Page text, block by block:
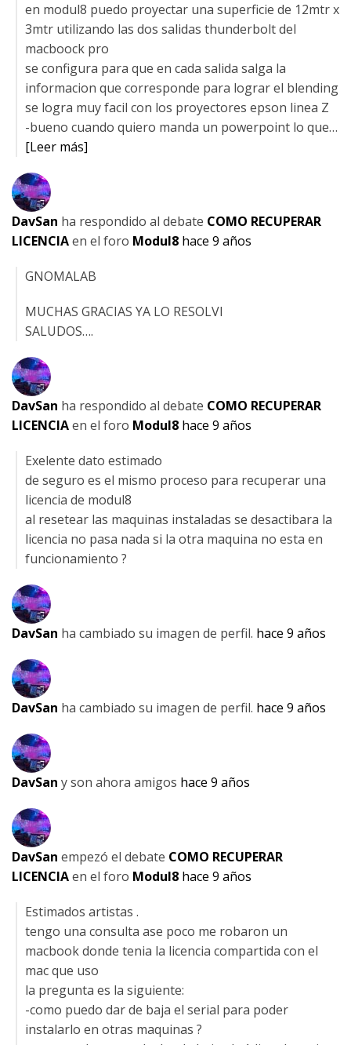
en modul8 puedo proyectar una superficie de 12mtr x
3mtr utilizando las dos salidas thunderbolt del
macboock pro
se configura para que en cada salida salga la
informacion que corresponde para lograr el blending
se logra muy facil con los proyectores epson linea Z
-bueno cuando quiero manda un powerpoint lo que…
[Leer más]
DavSan ha respondido al debate COMO RECUPERAR
LICENCIAen el foro Modul8 hace 9 años
GNOMALAB
MUCHAS GRACIAS YA LO RESOLVI
SALUDOS….
DavSan ha respondido al debate COMO RECUPERAR
LICENCIAen el foro Modul8 hace 9 años
Exelente dato estimado
de seguro es el mismo proceso para recuperar una
licencia de modul8
al resetear las maquinas instaladas se desactibara la
licencia no pasa nada si la otra maquina no esta en
funcionamiento ?
DavSan ha cambiado su imagen de perfil. hace 9 años
DavSan ha cambiado su imagen de perfil. hace 9 años
DavSan y son ahora amigos hace 9 años
DavSan empezó el debate COMO RECUPERAR
LICENCIAen el foro Modul8 hace 9 años
Estimados artistas .
tengo una consulta ase poco me robaron un
macbook donde tenia la licencia compartida con el
mac que uso
la pregunta es la siguiente:
-como puedo dar de baja el serial para poder
instalarlo en otras maquinas ?